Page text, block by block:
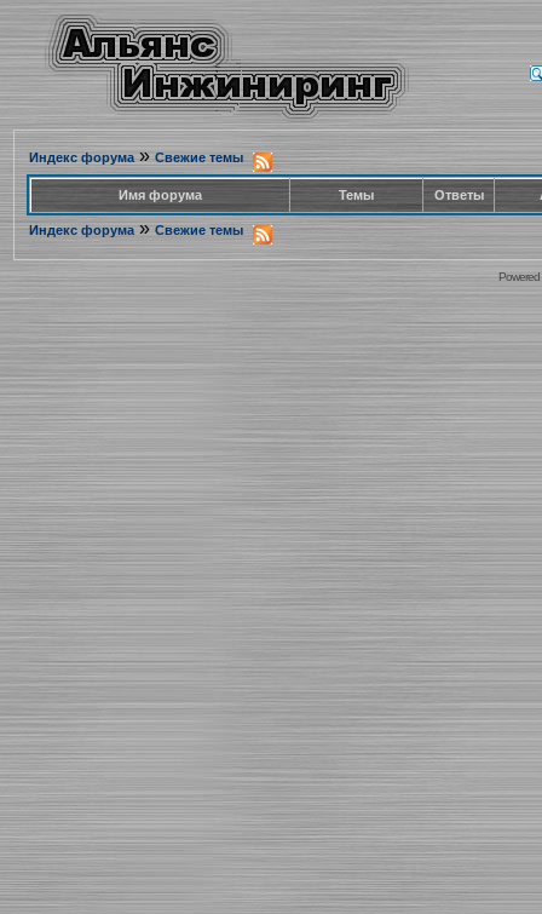
Индекс форума» Свежие темы
Имя форума Темы Ответы
Индекс форума » Свежие темы